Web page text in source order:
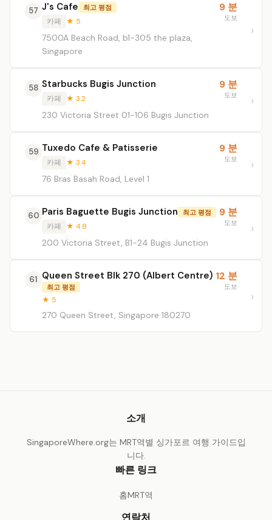
57 J's Cafe 최고 평점
카페 ★ 5
7500A Beach Road, b1-305 the plaza,
Singapore
9 분
도보
58 Starbucks Bugis Junction
카페 ★ 3.2
230 Victoria Street 01-106 Bugis Junction
9 분
도보
59 Tuxedo Cafe & Patisserie
카페 ★ 3.4
76 Bras Basah Road, Level 1
9 분
도보
60 Paris Baguette Bugis Junction 최고 평점
카페 ★ 4.8
200 Victoria Street, B1-24 Bugis Junction
9 분
도보
61 Queen Street Blk 270 (Albert Centre)
최고 평점
★ 5
270 Queen Street, Singapore 180270
12 분
도보
소개
SingaporeWhere.org는 MRT역별 싱가포르 여행 가이드입
니다.
빠른 링크
홈MRT역
연락처